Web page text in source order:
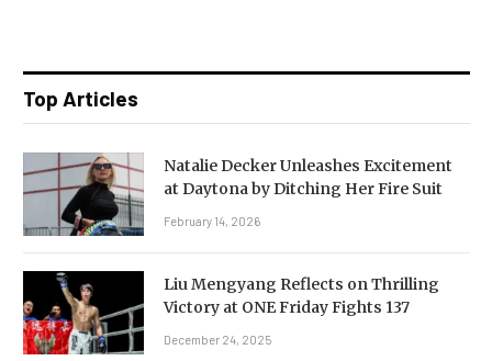
Top Articles
Natalie Decker Unleashes Excitement
at Daytona by Ditching Her Fire Suit
February 14, 2026
Liu Mengyang Reflects on Thrilling
Victory at ONE Friday Fights 137
December 24, 2025